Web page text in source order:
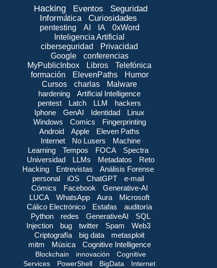
Hacking Eventos
Seguridad
Informática
Curiosidades
pentesting AI IA
0xWord
Inteligencia Artificial
ciberseguridad
Privacidad
Google
conferencias
MyPublicInbox
Libros
Telefónica
formación
ElevenPaths
Humor
Cursos
charlas
Malware
hardening
Artificial Intelligence
pentest
Latch LLM
hackers
Iphone
GenAI Identidad
Linux
Windows
Comics
Fingerprinting
Android
Apple
Eleven Paths
Internet
No Lusers
Machine
Learning
Tempos FOCA
Spectra
Universidad
LLMs Metadatos
Reto
Hacking
Entrevistas
Análisis Forense
personal
iOS ChatGPT
e-mail
Cómics
Facebook
Generative-AI
LUCA
WhatsApp Aura
Microsoft
Cálico Electrónico
Estafas
auditoría
Python
redes GenerativeAI
SQL
Injection
bug twitter Spam
Web3
Criptografía
big data
metasploit
mitm
Música Cognitive Intelligence
Blockchain innovación
Cognitive
Services
PowerShell BigData
Internet